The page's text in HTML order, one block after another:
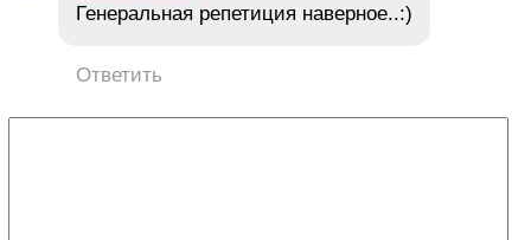
Генеральная репетиция наверное..:)
Ответить